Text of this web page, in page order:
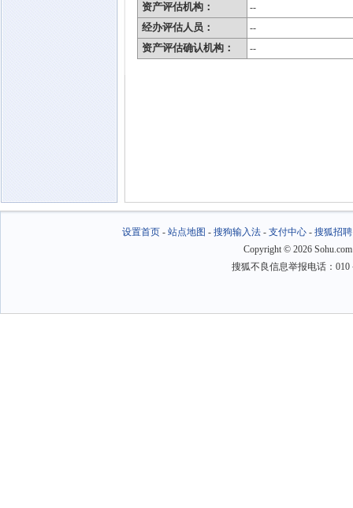
资产评估机构： --
经办评估人员： --
资产评估确认机构： --
设置首页- 站点地图 - 搜狗输入法- 支付中心- 搜狐招聘
Copyright © 2026
搜狐不良信息举报电话：010